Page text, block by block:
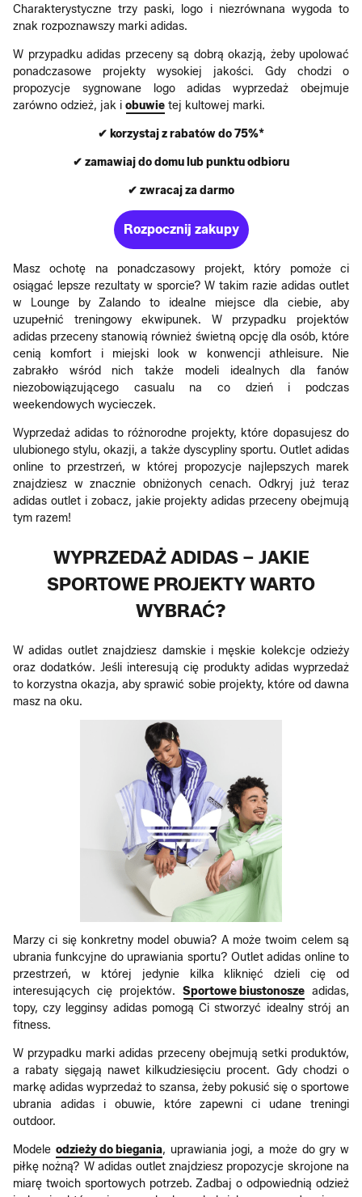
Charakterystyczne trzy paski, logo i niezrównana wygoda to
znak rozpoznawszy marki adidas.
W przypadku adidas przeceny są dobrą okazją, żeby upolować
ponadczasowe projekty wysokiej jakości. Gdy chodzi o
propozycje sygnowane logo adidas wyprzedaż obejmuje
zarówno odzież, jak i obuwie tej kultowej marki.
✔ korzystaj z rabatów do 75%*
✔ zamawiaj do domu lub punktu odbioru
✔ zwracaj za darmo
Rozpocznij zakupy
Masz ochotę na ponadczasowy projekt, który pomoże ci
osiągać lepsze rezultaty w sporcie? W takim razie adidas outlet
w Lounge by Zalando to idealne miejsce dla ciebie, aby
uzupełnić treningowy ekwipunek. W przypadku projektów
adidas przeceny stanowią również świetną opcję dla osób, które
cenią komfort i miejski look w konwencji athleisure. Nie
zabrakło wśród nich także modeli idealnych dla fanów
niezobowiązującego casualu na co dzień i podczas
weekendowych wycieczek.
Wyprzedaż adidas to różnorodne projekty, które dopasujesz do
ulubionego stylu, okazji, a także dyscypliny sportu. Outlet adidas
online to przestrzeń, w której propozycje najlepszych marek
znajdziesz w znacznie obniżonych cenach. Odkryj już teraz
adidas outlet i zobacz, jakie projekty adidas przeceny obejmują
tym razem!
WYPRZEDAŻ ADIDAS – JAKIE
SPORTOWE PROJEKTY WARTO
WYBRAĆ?
W adidas outlet znajdziesz damskie i męskie kolekcje odzieży
oraz dodatków. Jeśli interesują cię produkty adidas wyprzedaż
to korzystna okazja, aby sprawić sobie projekty, które od dawna
masz na oku.
Marzy ci się konkretny model obuwia? A może twoim celem są
ubrania funkcyjne do uprawiania sportu? Outlet adidas online to
przestrzeń, w której jedynie kilka kliknięć dzieli cię od
interesujących cię projektów. Sportowe biustonosze adidas,
topy, czy legginsy adidas pomogą Ci stworzyć idealny strój an
fitness.
W przypadku marki adidas przeceny obejmują setki produktów,
a rabaty sięgają nawet kilkudziesięciu procent. Gdy chodzi o
markę adidas wyprzedaż to szansa, żeby pokusić się o sportowe
ubrania adidas i obuwie, które zapewni ci udane treningi
outdoor.
Modele odzieży do biegania, uprawiania jogi, a może do gry w
piłkę nożną? W adidas outlet znajdziesz propozycje skrojone na
miarę twoich sportowych potrzeb. Zadbaj o odpowiednią odzież